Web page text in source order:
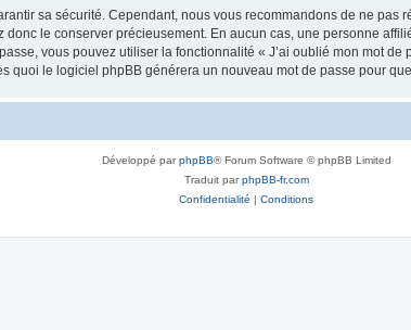
sa sécurité. Cependant, nous vous recommandons de ne pas
le conserver précieusement. En aucun cas, une personne
vous pouvez utiliser la fonctionnalité « J’ai oublié mon mot
quoi le logiciel phpBB générera un nouveau mot de passe pour
Développé parphpBB® Forum Software © phpBB Limited
Traduit parphpBB-fr.com
Confidentialité | Conditions